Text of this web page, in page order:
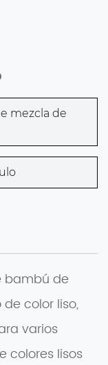
mezcla de
bambú de
color liso,
varios
colores lisos